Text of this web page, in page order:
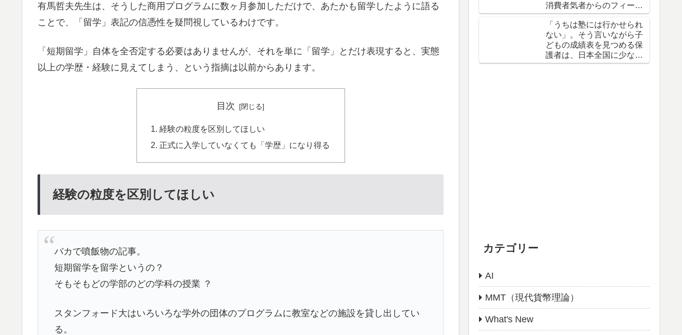
有馬哲夫先生は、そうした商用プログラムに数ヶ月参加しただけで、あたかも留学したように語る
ことで、「留学」表記の信憑性を疑問視しているわけです。
「短期留学」自体を全否定する必要はありませんが、それを単に「留学」とだけ表現すると、実態
以上の学歴・経験に見えてしまう、という指摘は以前からあります。
目次
経験の粒度を区別してほしい
正式に入学していなくても「学歴」になり得る
経験の粒度を区別してほしい
バカで噴飯物の記事。
短期留学を留学というの？
そもそもどの学部のどの学科の授業 ？
スタンフォード大はいろいろな学外の団体のプログラムに教室などの施設を貸し出してい
る。
消費者気者からのフィード
バックは行ったほうがいい
という話
「うちは塾には行かせられ
ない」。そう言いながら子
どもの成績表を見つめる保
護者は、日本全国に少なく
ありません。
カテゴリー
AI
MMT（現代貨幣理論）
What's New